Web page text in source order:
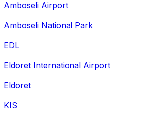
Amboseli Airport
Amboseli National Park
EDL
Eldoret International Airport
Eldoret
KIS